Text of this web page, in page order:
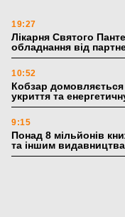
19:27
Лікарня Святого
обладнання від
10:52
Кобзар
укриття та
9:15
Понад 8 мільйонів
та іншим